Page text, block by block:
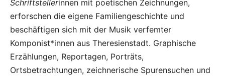
Schriftstellerinnen mit poetischen Zeichnungen,
erforschen die eigene Familiengeschichte und
beschäftigen sich mit der Musik verfemter
Komponist*innen aus Theresienstadt. Graphische
Erzählungen, Reportagen, Porträts,
Ortsbetrachtungen, zeichnerische Spurensuchen und